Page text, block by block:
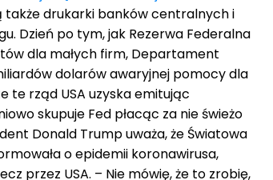
także drukarki banków centralnych i
Dzień po tym, jak Rezerwa Federalna
dla małych firm, Departament
dolarów awaryjnej pomocy dla
te rząd USA uzyska emitując
skupuje Fed płacąc za nie świeżo
Donald Trump uważa, że Światowa
o epidemii koronawirusa,
przez USA. – Nie mówię, że to zrobię,